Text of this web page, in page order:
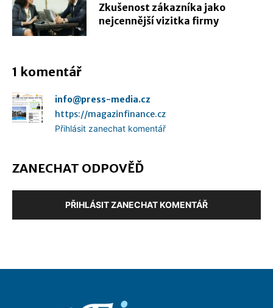
Zkušenost zákazníka jako
nejcennější vizitka firmy
1 komentář
info@press-media.cz
https://magazinfinance.cz
Přihlásit zanechat komentář
ZANECHAT ODPOVĚĎ
PŘIHLÁSIT ZANECHAT KOMENTÁŘ